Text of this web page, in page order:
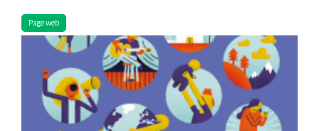
Page web